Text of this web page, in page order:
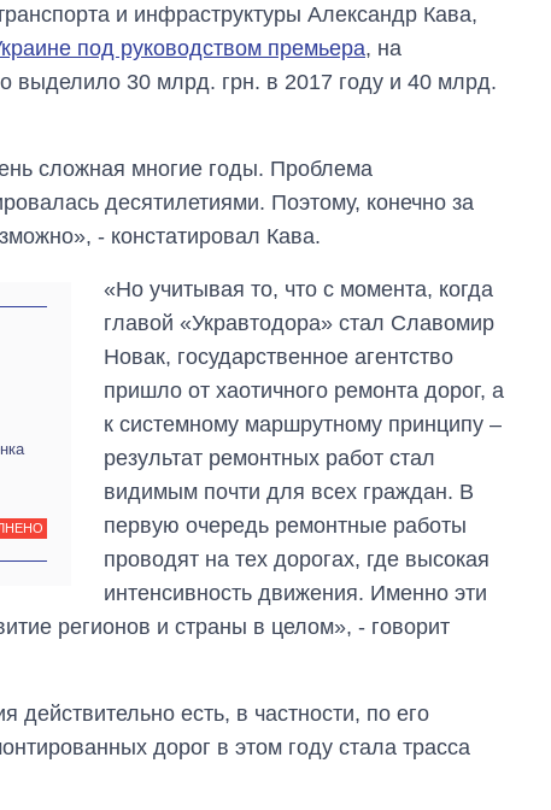
и инфраструктуры Александр Кава,
под руководством премьера, на
выделило 30 млрд. грн. в 2017 году и 40 млрд.
сложная многие годы. Проблема
десятилетиями. Поэтому, конечно за
- констатировал Кава.
«Но учитывая то, что с момента, когда
главой «Укравтодора» стал Славомир
Новак, государственное агентство
пришло от хаотичного ремонта дорог, а
к системному маршрутному принципу –
результат ремонтных работ стал
видимым почти для всех граждан. В
первую очередь ремонтные работы
проводят на тех дорогах, где высокая
интенсивность движения. Именно эти
регионов и страны в целом», - говорит
есть, в частности, по его
дорог в этом году стала трасса
количество
бакалавриат,